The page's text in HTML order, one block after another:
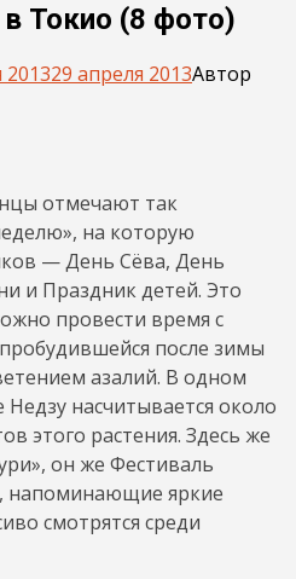
Токио (8 фото)
201329 апреля 2013Автор
отмечают так
на которую
— День Сёва, День
и Праздник детей. Это
провести время с
после зимы
азалий. В одном
насчитывается около
этого растения. Здесь же
он же Фестиваль
напоминающие яркие
смотрятся среди